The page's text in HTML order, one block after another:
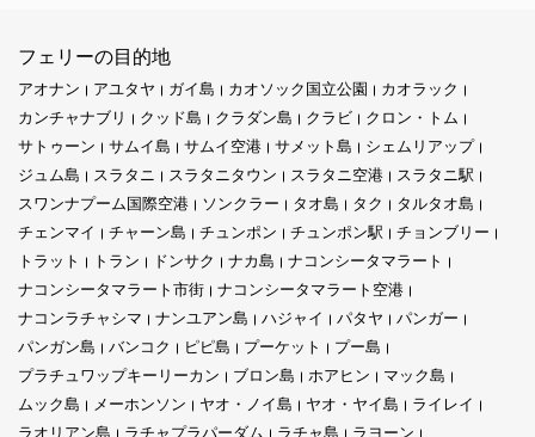
フェリーの目的地
アオナン アユタヤ ガイ島 カオソック国立公園
カオラック
カンチャナブリ
クッド島 クラダン島 クラビ
クロン・トム
サトゥーン
サムイ島 サムイ空港 サメット島
シェムリアップ
ジュム島
スラタニ スラタニタウン スラタニ空港
スラタニ駅
スワンナプーム国際空港
ソンクラー タオ島 タク
タルタオ島
チェンマイ
チャーン島 チュンポン チュンポン駅
チョンブリー
トラット
トラン ドンサク ナカ島
ナコンシータマラート
ナコンシータマラート市街
ナコンシータマラート空港
ナコンラチャシマ
ナンユアン島 ハジャイ パタヤ
パンガー
パンガン島
バンコク ピピ島 プーケット
プー島
プラチュワップキーリーカン
ブロン島 ホアヒン
マック島
ムック島
メーホンソン ヤオ・ノイ島 ヤオ・ヤイ島
ライレイ
ラオリアン島
ラチャプラパーダム ラチャ島
ラヨーン